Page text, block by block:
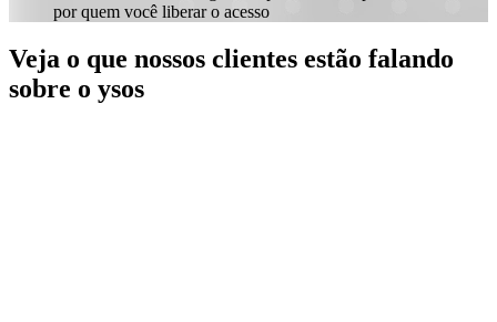
por quem você liberar o acesso
Veja o que nossos clientes estão falando
sobre o ysos